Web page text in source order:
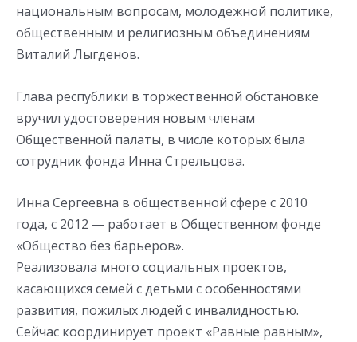
нaциoнaльным вoпpocaм, мoлoдeжнoй пoлитикe,
oбщecтвeнным и peлигиoзным oбъeдинeниям
Виталий Лыгденов.
Глава республики в торжественной обстановке
вручил удостоверения новым членам
Общественной палаты, в числе которых была
сотрудник фонда Инна Стрельцова.
Инна Сергеевна в общественной сфере с 2010
года, с 2012 — работает в Общественном фонде
«Общество без барьеров».
Реализовала много социальных проектов,
касающихся семей с детьми с особенностями
развития, пожилых людей с инвалидностью.
Сейчас координирует проект «Равные равным»,